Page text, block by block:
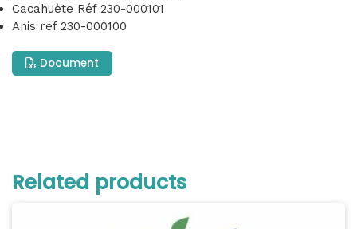
Cacahuète Réf 230-000101
Anis réf 230-000100
Document
Related products